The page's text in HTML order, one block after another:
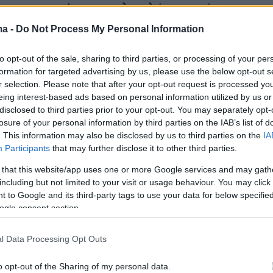
- Do Not Process My Personal Information
opt-out of the sale, sharing to third parties, or processing of your
for targeted advertising by us, please use the below opt-out
selection. Please note that after your opt-out request is processed
interest-based ads based on personal information utilized by us
to third parties prior to your opt-out. You may separately
of your personal information by third parties on the IAB’s list of
This information may also be disclosed by us to third parties on the
Participants that may further disclose it to other third parties.
that this website/app uses one or more Google services and may
but not limited to your visit or usage behaviour. You may
to Google and its third-party tags to use your data for below
consent section.
Data Processing Opt Outs
opt-out of the Sharing of my personal data.
κατηγορίατων πολυτελών coupé των
Τεχνολογίας Οχημάτων».
μοντέλου ανταγωνίζεται εκείνη «πολυτελών
των 700.000 γουάν» (σημ.: στην
περίπου 90.000 ευρώ, σύμφωνα με την
ισοτιμία. Ωστόσο η τιμή του
αγορά ξεκινά κάτω από τις 200.000 γουάν
ευρώ, τρέχουσα συναλλαγματική